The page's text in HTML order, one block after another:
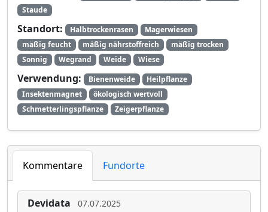
Staude
Standort: Halbtrockenrasen
Magerwiesen
mäßig feucht
mäßig nährstoffreich
mäßig trocken
Sonnig
Wegrand Weide Wiese
Verwendung: Bienenweide
Heilpflanze
Insektenmagnet
ökologisch wertvoll
Schmetterlingspflanze
Zeigerpflanze
Kommentare Fundorte
Devidata
07.07.2025